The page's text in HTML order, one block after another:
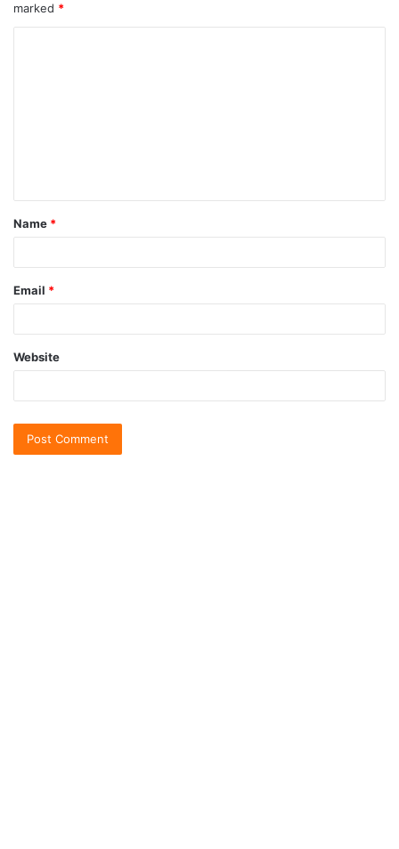
marked *
Name *
Email *
Website